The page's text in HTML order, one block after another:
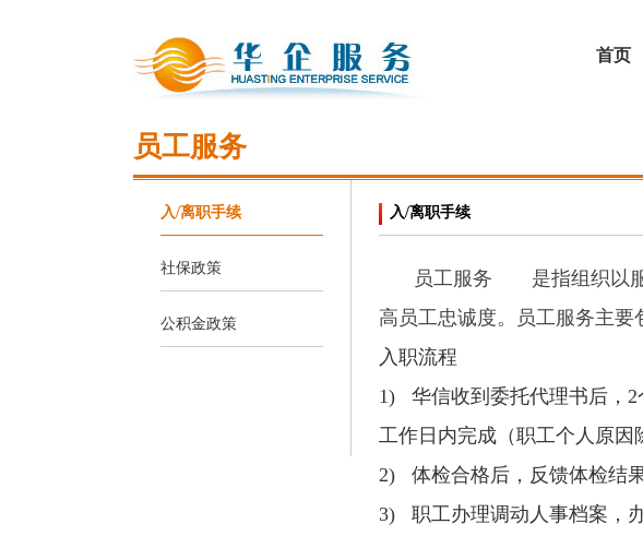
首页
员工服务
入/离职手续
社保政策
公积金政策
入/离职手续
员工服务 是指组织以服
高员工忠诚度。员工服务主
入职流程
1) 华信收到委托代理书后，2
工作日内完成（职工个人原因
2) 体检合格后，反馈体检结
3) 职工办理调动人事档案，